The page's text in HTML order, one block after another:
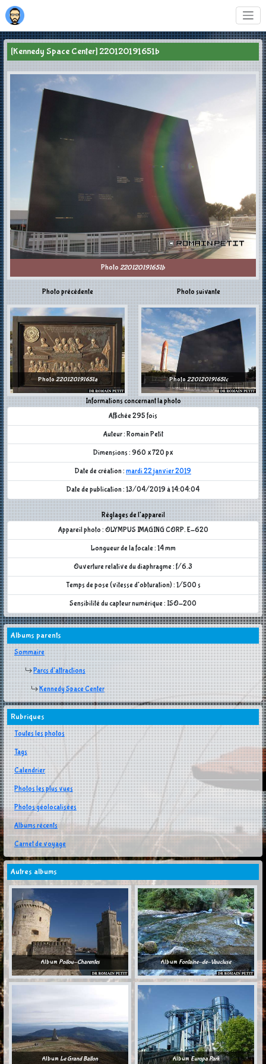
[Kennedy Space Center] 220120191651b
Photo 220120191651b
Photo précédente
Photo 220120191651a
Informations concernant la photo
Affichée 295 fois
Auteur : Romain Petit
Dimensions : 960 x 720 px
Date de création : mardi 22 janvier 2019
Date de publication : 13/04/2019 à 14:04:04
Réglages de l'appareil
Appareil photo : OLYMPUS IMAGING CORP. E-620
Longueur de la focale : 14 mm
Ouverture relative du diaphragme : f/6.3
Temps de pose (vitesse d'obturation) : 1/500 s
Sensibilité du capteur numérique : ISO-200
Photo suivante
Photo 220120191651c
Albums parents
Sommaire
Parcs d'attractions
Kennedy Space Center
Rubriques
Toutes les photos
Tags
Calendrier
Photos les plus vues
Photos géolocalisées
Albums récents
Carnet de voyage
Autres albums
Album Poitou-Charentes Album Fontaine-de-Vaucluse
Album Le Grand Ballon AlbumEuropa Park